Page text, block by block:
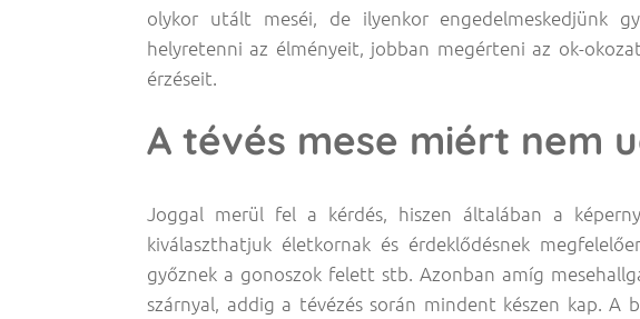
olykor utált meséi, de ilyenkor engedelmeskedjünk
helyretenni az élményeit, jobban megérteni az ok-
érzéseit.
A tévés mese miért nem
Joggal merül fel a kérdés, hiszen általában a
kiválaszthatjuk életkornak és érdeklődésnek
győznek a gonoszok felett stb. Azonban amíg
szárnyal, addig a tévézés során mindent készen kap. A